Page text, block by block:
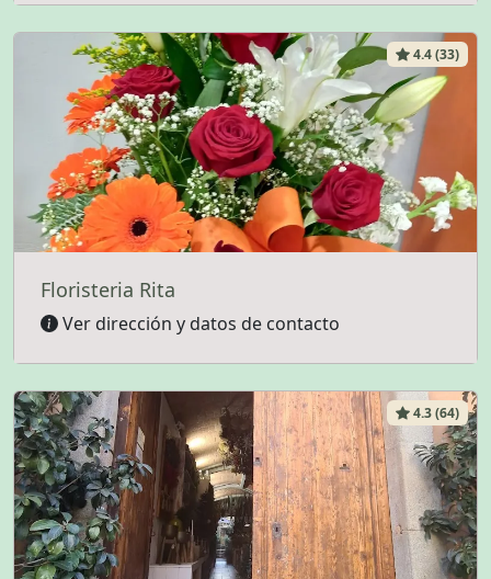
4.4 (33)
Floristeria Rita
Ver dirección y datos de contacto
4.3 (64)